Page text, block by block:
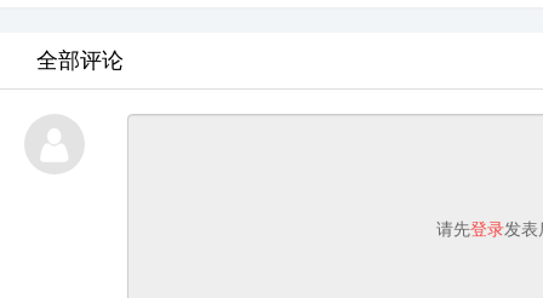
全部评论
请先登录发表